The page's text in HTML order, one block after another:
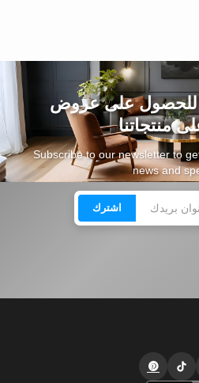
للحصول على عروض
منتجاتنا
Subscribe to our newsletter to
news and
اشترك